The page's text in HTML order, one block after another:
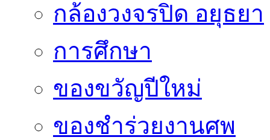
กล้องวงจรปิด อยุธยา
การศึกษา
ของขวัญปีใหม่
ของชำร่วยงานศพ